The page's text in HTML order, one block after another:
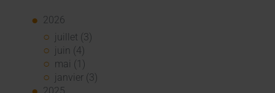
2026
juillet (3)
juin (4)
mai (1)
janvier (3)